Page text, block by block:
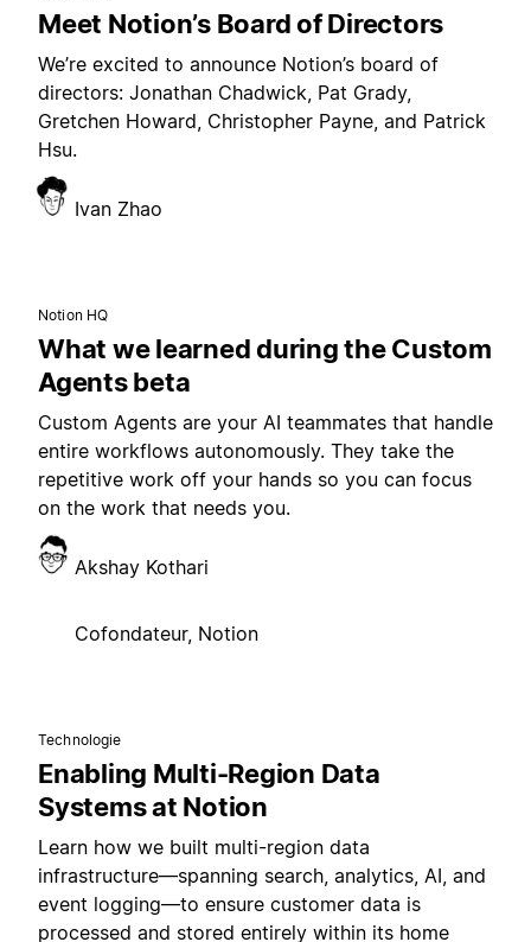
Meet Notion’s Board of Directors
We’re excited to announce Notion’s board of
directors: Jonathan Chadwick, Pat Grady,
Gretchen Howard, Christopher Payne, and Patrick
Hsu.
Ivan Zhao
Notion HQ
What we learned during the Custom
Agents beta
Custom Agents are your AI teammates that handle
entire workflows autonomously. They take the
repetitive work off your hands so you can focus
on the work that needs you.
Akshay Kothari
Cofondateur, Notion
Technologie
Enabling Multi-Region Data
Systems at Notion
Learn how we built multi-region data
infrastructure—spanning search, analytics, AI, and
event logging—to ensure customer data is
processed and stored entirely within its home